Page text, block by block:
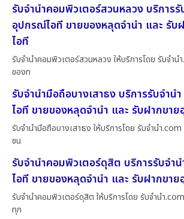
รับจำนำคอมพิวเตอร์สวนหลวง บริการ
อุปกรณ์ไอที ขายของหลุดจำนำ และ รั
ไอที
รับจำนำคอมพิวเตอร์สวนหลวง ให้บริการโดย รับจํานํ
ของท
รับจำนำมือถือบางเสาธง บริการรับจำ
ไอที ขายของหลุดจำนำ และ รับฝากขา
รับจำนำมือถือบางเสาธง ให้บริการโดย รับจํานํา
ชน
รับจำนำคอมพิวเตอร์ดุสิต บริการรับจำ
ไอที ขายของหลุดจำนำ และ รับฝากขา
รับจำนำคอมพิวเตอร์ดุสิต ให้บริการโดย รับจํานํา
ทุก